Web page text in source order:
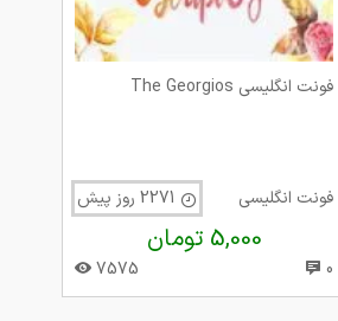
فونت انگلیسی The Georgios
فونت انگلیسی
5,000 تومان
0
7575